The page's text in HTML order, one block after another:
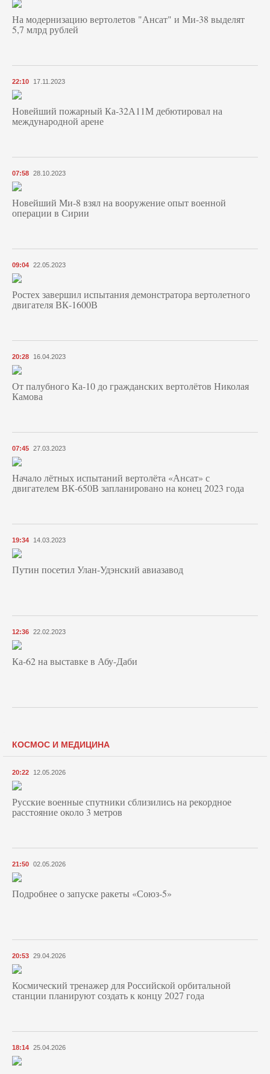
На модернизацию вертолетов "Ансат" и Ми-38 выделят
5,7 млрд рублей
22:10 17.11.2023
Новейший пожарный Ка-32А11М дебютировал на
международной арене
07:58 28.10.2023
Новейший Ми-8 взял на вооружение опыт военной
операции в Сирии
09:04 22.05.2023
Ростех завершил испытания демонстратора вертолетного
двигателя ВК-1600В
20:28 16.04.2023
От палубного Ка-10 до гражданских вертолётов Николая
Камова
07:45 27.03.2023
Начало лётных испытаний вертолёта «Ансат» с
двигателем ВК-650В запланировано на конец 2023 года
19:34 14.03.2023
Путин посетил Улан-Удэнский авиазавод
12:36 22.02.2023
Ка-62 на выставке в Абу-Даби
КОСМОС И МЕДИЦИНА
20:22 12.05.2026
Русские военные спутники сблизились на рекордное
расстояние около 3 метров
21:50 02.05.2026
Подробнее о запуске ракеты «Союз‑5»
20:53 29.04.2026
Космический тренажер для Российской орбитальной
станции планируют создать к концу 2027 года
18:14 25.04.2026